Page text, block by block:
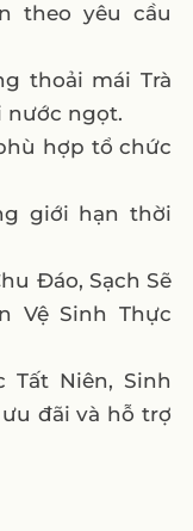
theo yêu cầu
thoải mái Trà
nước ngọt.
hợp tổ chức
giới hạn thời
Đáo, Sạch Sẽ
Vệ Sinh Thực
Tất Niên, Sinh
đãi và hỗ trợ